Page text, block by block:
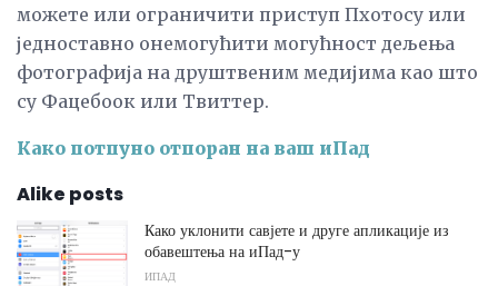
можете или ограничити приступ Пхотосу или
једноставно онемогућити могућност дељења
фотографија на друштвеним медијима као што
су Фацебоок или Твиттер.
Како потпуно отпоран на ваш иПад
Alike posts
Како уклонити савјете и друге апликације из
обавештења на иПад-у
ИПАД